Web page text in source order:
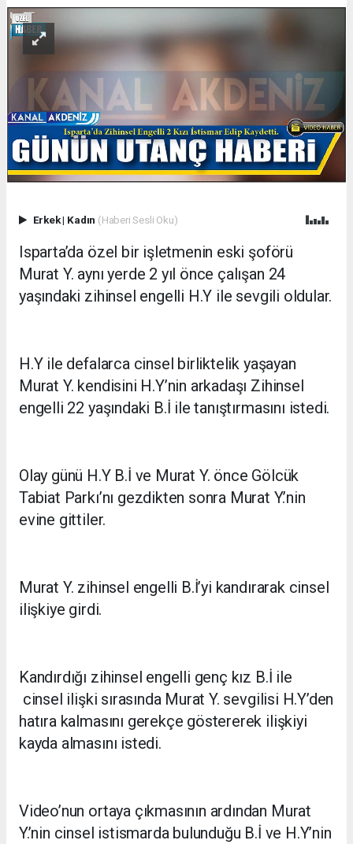
Erkek| Kadın (Haberi Sesli Oku)
Isparta’da özel bir işletmenin eski şoförü
Murat Y. aynı yerde 2 yıl önce çalışan 24
yaşındaki zihinsel engelli H.Y ile sevgili oldular.
H.Y ile defalarca cinsel birliktelik yaşayan
Murat Y. kendisini H.Y’nin arkadaşı Zihinsel
engelli 22 yaşındaki B.İ ile tanıştırmasını istedi.
Olay günü H.Y B.İ ve Murat Y. önce Gölcük
Tabiat Parkı’nı gezdikten sonra Murat Y.’nin
evine gittiler.
Murat Y. zihinsel engelli B.İ’yi kandırarak cinsel
ilişkiye girdi.
Kandırdığı zihinsel engelli genç kız B.İ ile
cinsel ilişki sırasında Murat Y. sevgilisi H.Y’den
hatıra kalmasını gerekçe göstererek ilişkiyi
kayda almasını istedi.
Video’nun ortaya çıkmasının ardından Murat
Y.’nin cinsel istismarda bulunduğu B.İ ve H.Y’nin